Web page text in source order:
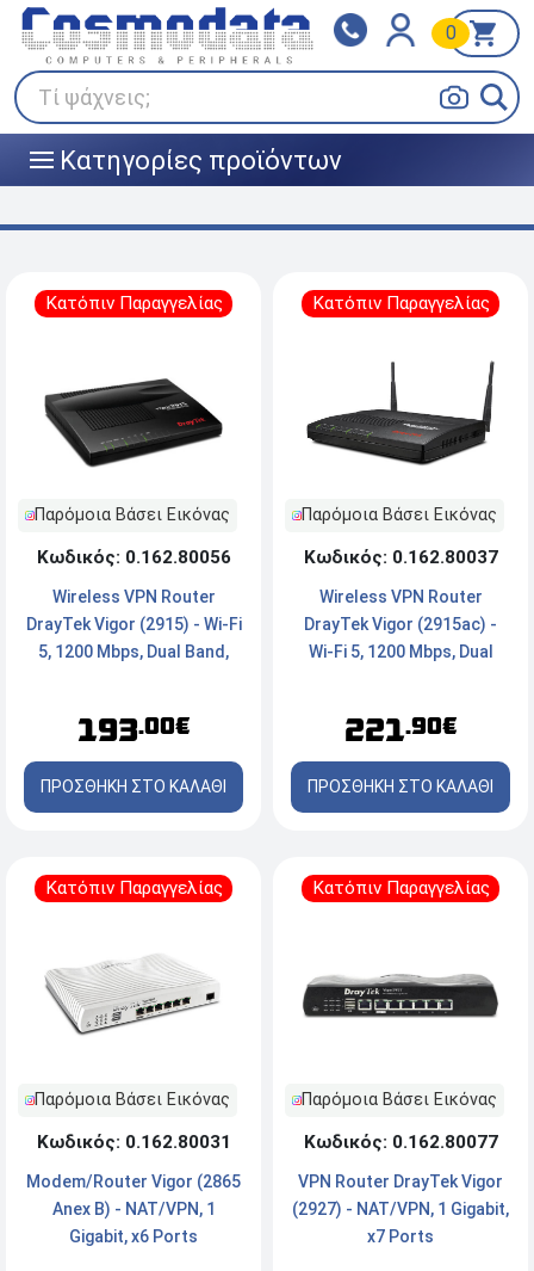
Τί ψάχνεις;
0
||| Κατηγορίες προϊόντων
Klarna
Πληρώστε σε 3
άτοκες δόσεις
BOX NOW
Κατόπιν Παραγγελίας
Παρόμοια Βάσει Εικόνας
Κωδικός: 0.162.80056
Wireless VPN Router
DrayTek Vigor (2915) - Wi-Fi
5, 1200 Mbps, Dual Band,
193.00€
ΠΡΟΣΘΗΚΗ ΣΤΟ ΚΑΛΑΘΙ
Κατόπιν Παραγγελίας
Παρόμοια Βάσει Εικόνας
Κωδικός: 0.162.80037
Wireless VPN Router
DrayTek Vigor (2915ac) -
Wi-Fi 5, 1200 Mbps, Dual
221.90€
ΠΡΟΣΘΗΚΗ ΣΤΟ ΚΑΛΑΘΙ
Κατόπιν Παραγγελίας
Παρόμοια Βάσει Εικόνας
Κωδικός: 0.162.80031
Modem/Router Vigor (2865
Anex B) - NAT/VPN, 1
Gigabit, x6 Ports
Κατόπιν Παραγγελίας
Παρόμοια Βάσει Εικόνας
Κωδικός: 0.162.80077
VPN Router DrayTek Vigor
(2927) - NAT/VPN, 1 Gigabit,
x7 Ports